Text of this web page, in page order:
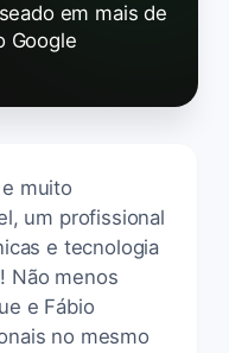
em mais de
Google
muito
um profissional
e tecnologia
Não menos
e Fábio
no mesmo